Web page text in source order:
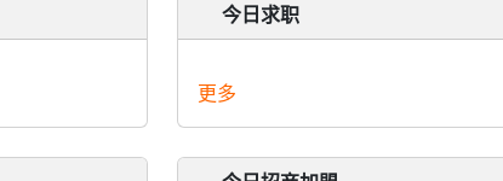
今日求职
更多